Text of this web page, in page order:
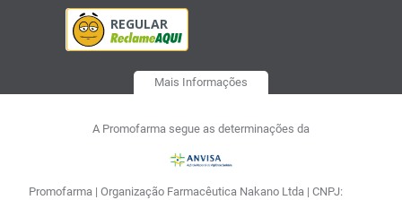
Mais Informações
A Promofarma segue as determinações da
Promofarma | Organização Farmacêutica Nakano Ltda | CNPJ: